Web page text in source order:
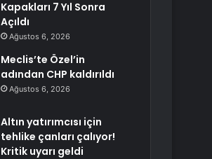
Kapakları 7 Yıl Sonra
Açıldı
Ağustos 6, 2026
Meclis’te Özel’in
adından CHP kaldırıldı
Ağustos 6, 2026
Altın yatırımcısı için
tehlike çanları çalıyor!
Kritik uyarı geldi